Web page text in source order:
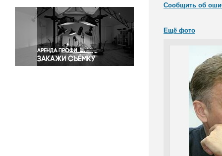
Светская жизнь
Спорт
Экология
Экономика и бизнес
Сообщить об
Ещё фото